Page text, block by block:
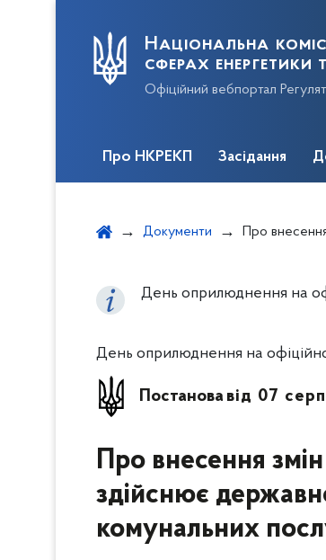
Національна
сферах
Офіційний вебпортал
Про НКРЕКП Засідання
Документи Про внесення змін до постанови Національної
День оприлюднення на
День оприлюднення на
Постанова від 07
Про внесення
здійснює
комунальних